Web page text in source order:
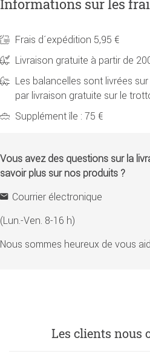
Informations sur les
Frais d´expédition 5,95 €
Livraison gratuite à partir de
Les balancelles sont livrées
par livraison gratuite sur le
Supplément île : 75 €
Vous avez des questions sur la
savoir plus sur nos produits ?
Courrier électronique
(Lun.-Ven. 8-16 h)
Nous sommes heureux de vous
Les clients nous